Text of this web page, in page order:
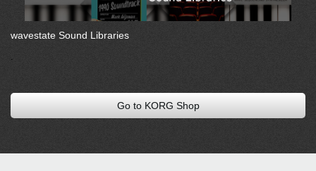
wavestate Sound Libraries
Go to KORG Shop